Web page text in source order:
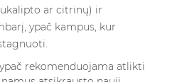
ar citrinų) ir
ypač kampus, kur
rekomenduojama atlikti